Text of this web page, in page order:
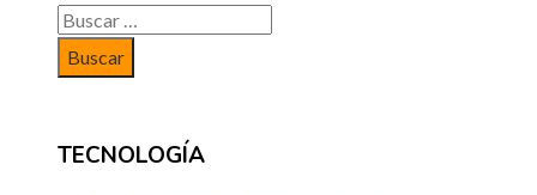
Buscar:
TECNOLOGÍA